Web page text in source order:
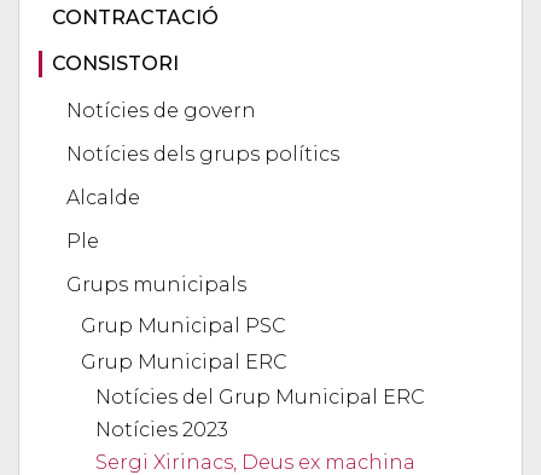
CONTRACTACIÓ
CONSISTORI
Notícies de govern
Notícies dels grups polítics
Alcalde
Ple
Grups municipals
Grup Municipal PSC
Grup Municipal ERC
Notícies del Grup Municipal ERC
Notícies 2023
Sergi Xirinacs, Deus ex machina